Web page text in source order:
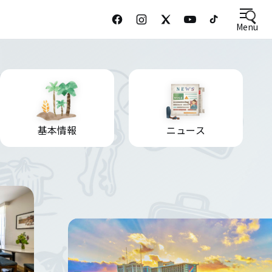
Menu
基本情報 ニュース